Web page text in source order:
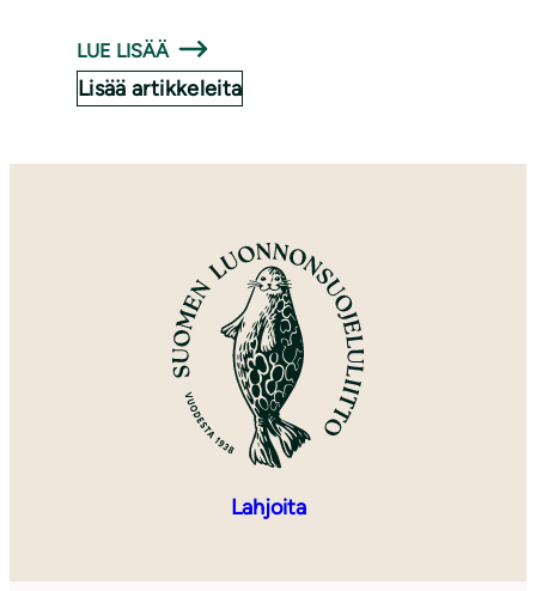
LUE LISÄÄ
Lisää artikkeleita
Lahjoita